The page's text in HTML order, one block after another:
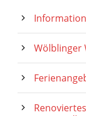
Wölblinger